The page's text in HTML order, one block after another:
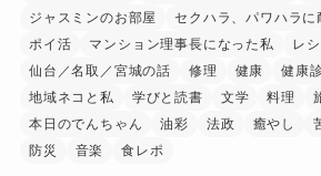
ジャスミンのお部屋
セクハラ、パワハラに
ポイ活
マンション理事長になった私 レ
仙台／名取／宮城の話
修理 健康 健康
地域ネコと私
学びと読書 文学 料理
本日のでんちゃん
油彩 法政 癒やし
防災
音楽 食レポ